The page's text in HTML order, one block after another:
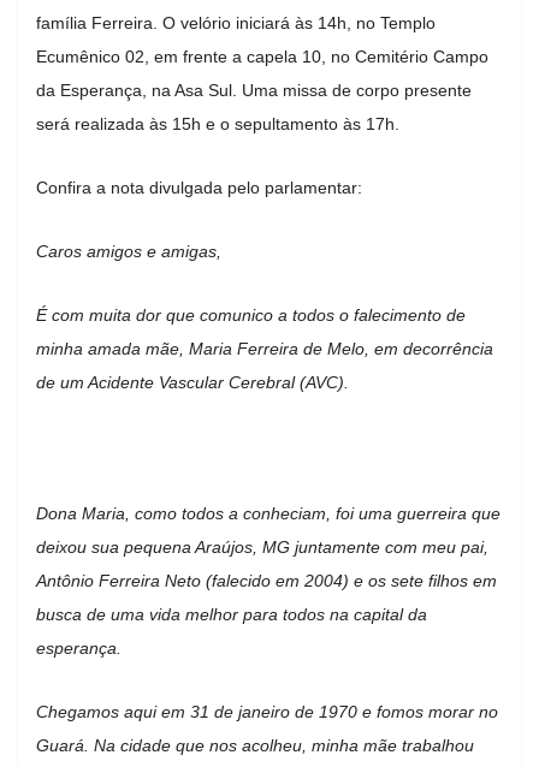
família Ferreira. O velório iniciará às 14h, no Templo
Ecumênico 02, em frente a capela 10, no Cemitério Campo
da Esperança, na Asa Sul. Uma missa de corpo presente
será realizada às 15h e o sepultamento às 17h.
Confira a nota divulgada pelo parlamentar:
Caros amigos e amigas,
É com muita dor que comunico a todos o falecimento de
minha amada mãe, Maria Ferreira de Melo, em decorrência
de um Acidente Vascular Cerebral (AVC).
Dona Maria, como todos a conheciam, foi uma guerreira que
deixou sua pequena Araújos, MG juntamente com meu pai,
Antônio Ferreira Neto (falecido em 2004) e os sete filhos em
busca de uma vida melhor para todos na capital da
esperança.
Chegamos aqui em 31 de janeiro de 1970 e fomos morar no
Guará. Na cidade que nos acolheu, minha mãe trabalhou